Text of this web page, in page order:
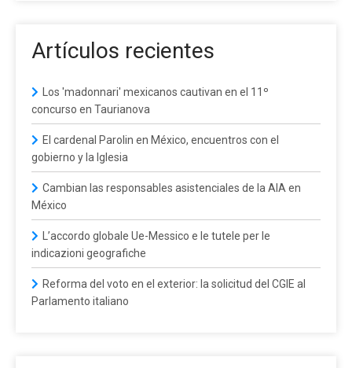
Artículos recientes
Los 'madonnari' mexicanos cautivan en el 11º
concurso en Taurianova
El cardenal Parolin en México, encuentros con el
gobierno y la Iglesia
Cambian las responsables asistenciales de la AIA en
México
L’accordo globale Ue-Messico e le tutele per le
indicazioni geografiche
Reforma del voto en el exterior: la solicitud del CGIE al
Parlamento italiano